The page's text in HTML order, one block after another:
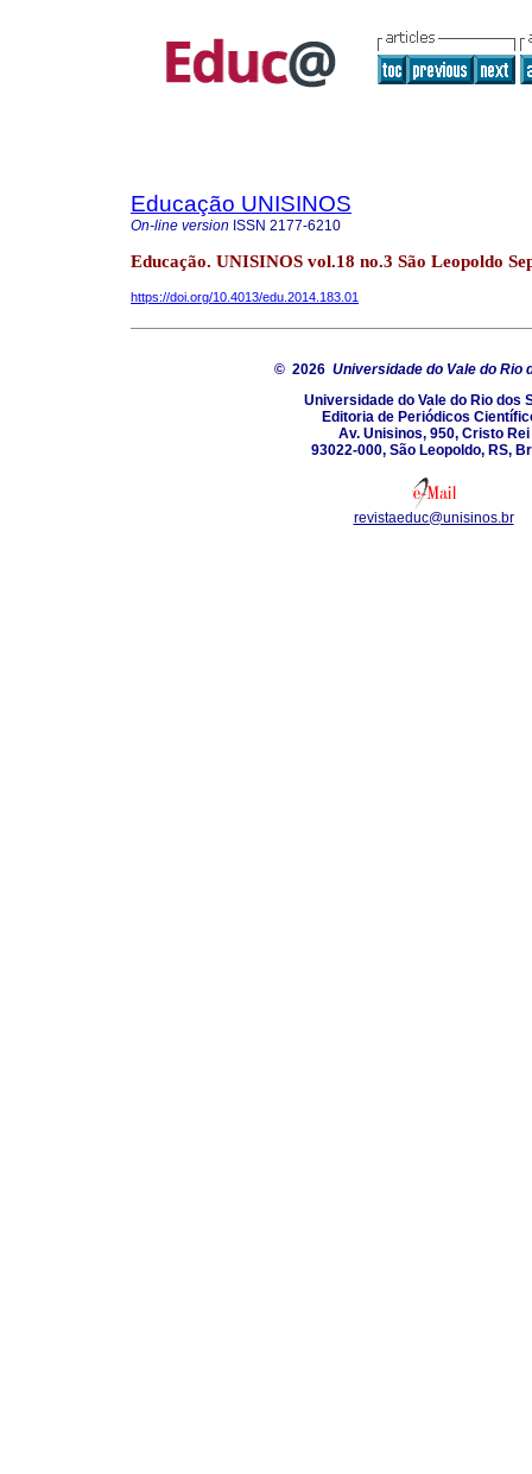
Educação UNISINOS
On-line version ISSN 2177-6210
Educação. UNISINOS vol.18 no.3 São Leopoldo
https://doi.org/10.4013/edu.2014.183.01
© 2026 Universidade do Vale do Rio
Universidade do Vale do Rio dos
Editoria de Periódicos
Av. Unisinos, 950, Cristo Rei
93022-000, São Leopoldo, RS,
revistaeduc@unisinos.br